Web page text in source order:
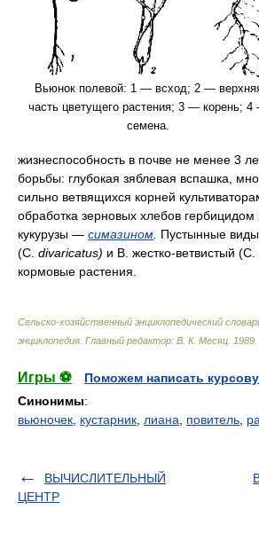
Вьюнок полевой: 1 — всход; 2 —
часть цветущего растения; 3 — корень;
семена.
жизнеспособность в почве не менее 3
борьбы: глубокая зяблевая вспашка,
сильно ветвящихся корней
обработка зерновых хлебов
кукурузы — симазином Пустынные
(С. divaricatus) и В. жестко-ветвистый (С.
кормовые растения.
Сельско-хозяйственный энциклопедический
энциклопедия Главный редактор: В. К. Месяц 1989
Игры ⚽
Поможем написать
Синонимы:
вьюночек кустарник лиана повитель
ВЫЧИСЛИТЕЛЬНЫЙ
ЦЕНТР